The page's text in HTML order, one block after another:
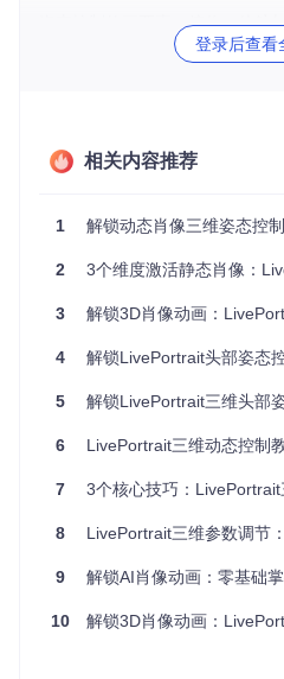
姿态控制的三要素：俯仰、偏航
：LivePortrait采用
头，负值低头）
偏航角（Yaw）：水平旋转轴
滚转角（Roll）：侧向倾斜轴
LivePortrait姿态编辑界面展示了
时预览区域可直观观察姿态变化效
参数调校决策指南
💡专业技巧：不同场景需要不同
景
角
角
标准正
0° 0° 0°
惊讶表
登录后查看
相关内容推荐
1 解锁动态肖像三维姿态控制：
2 3个维度激活静态肖像：
3 解锁3D肖像动画：
4 解锁LivePortrait头部姿态控制：让
5 解锁LivePortrait三维头部姿态控
6 LivePortrait三维动态控制教程：如
7 3个核心技巧：LivePortrait三维
8 LivePortrait三维参数调节：让静
9 解锁AI肖像动画：零基础
10 解锁3D肖像动画：